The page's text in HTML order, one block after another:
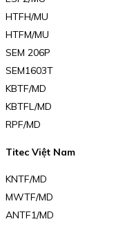
HTFH/MU
HTFM/MU
SEM 206P
SEM1603T
KBTF/MD
KBTFL/MD
RPF/MD
Titec Việt Nam
KNTF/MD
MWTF/MD
ANTF1/MD